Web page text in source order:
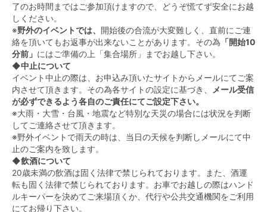
了のお時間まではご参加頂けますので、どうぞ慌てず安全にお越
しください。
※野外のイベントでは、
開始後の合流が大変難しく、直前にご連
絡を頂いてもお返事が出来ないことがあります。その為 「開始10
分前」 にはご準備の上「集合場所」までお越し下さい。
◆中止について
イベント中止の際は、お申込み頂いたサイトからメールにてご案
内させて頂きます。その為各サイトの設定に基づき、
メール受信
が必ずできるよう各自のご責任にてご設定下さい。
※大雨・大雪・台風・地震など特別な天災の場合には状況を判断
してご連絡させて頂きます。
※野外イベントで雨天の時は、当日の天候を判断しメールにて中
止のご案内を致します。
◆飲酒について
20歳未満の飲酒は固く法律で禁じられております。また、酒運
転も固く法律で禁じられております。お車でお越しの際はハンド
ルキーパーを決めてご来場頂くか、代行や公共交通機関をご利用
にてお帰り下さい。